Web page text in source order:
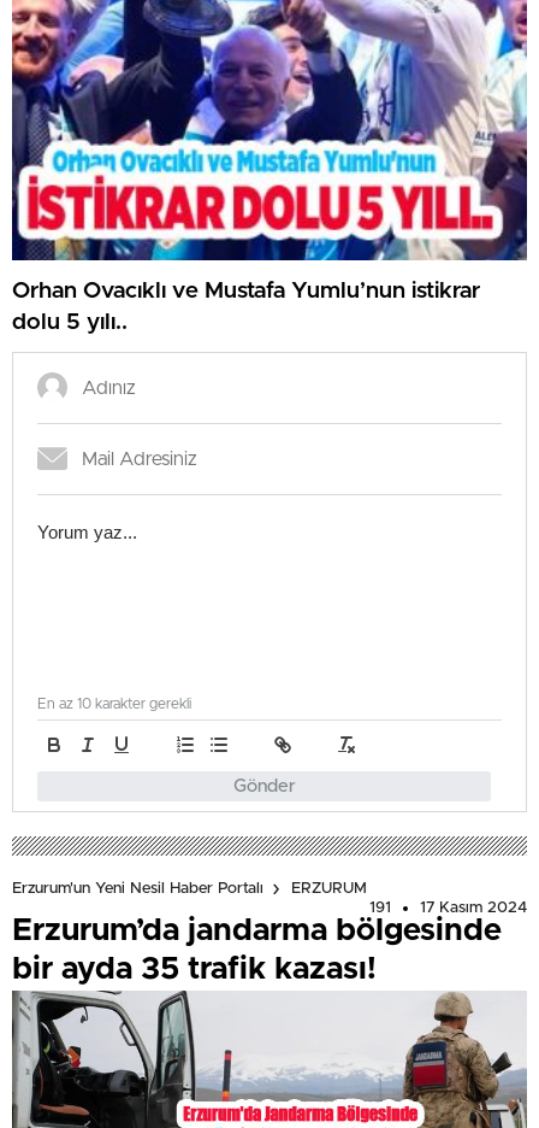
Orhan Ovacıklı ve Mustafa Yumlu’nun istikrar
dolu 5 yılı..
Gönder
En az 10 karakter gerekli
Erzurum'un Yeni Nesil Haber Portalı
ERZURUM
191
17 Kasım 2024
Erzurum’da jandarma bölgesinde
bir ayda 35 trafik kazası!